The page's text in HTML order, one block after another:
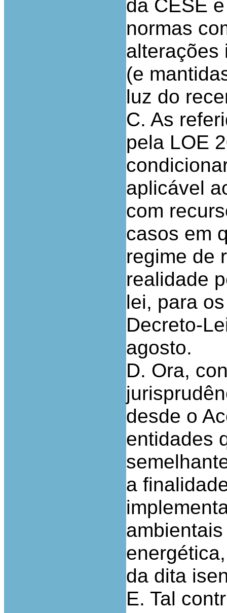
da CESE
normas
alterações
(e
luz do
C. As
pela LOE
aplicável
com
casos em
regime de
realidade
lei, para
Decreto-
agosto.
D. Ora,
desde o
entidades
a
da dita
E. Tal